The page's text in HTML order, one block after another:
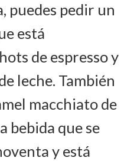
puedes pedir un
está
de espresso y
leche. También
macchiato de
bebida que se
y está